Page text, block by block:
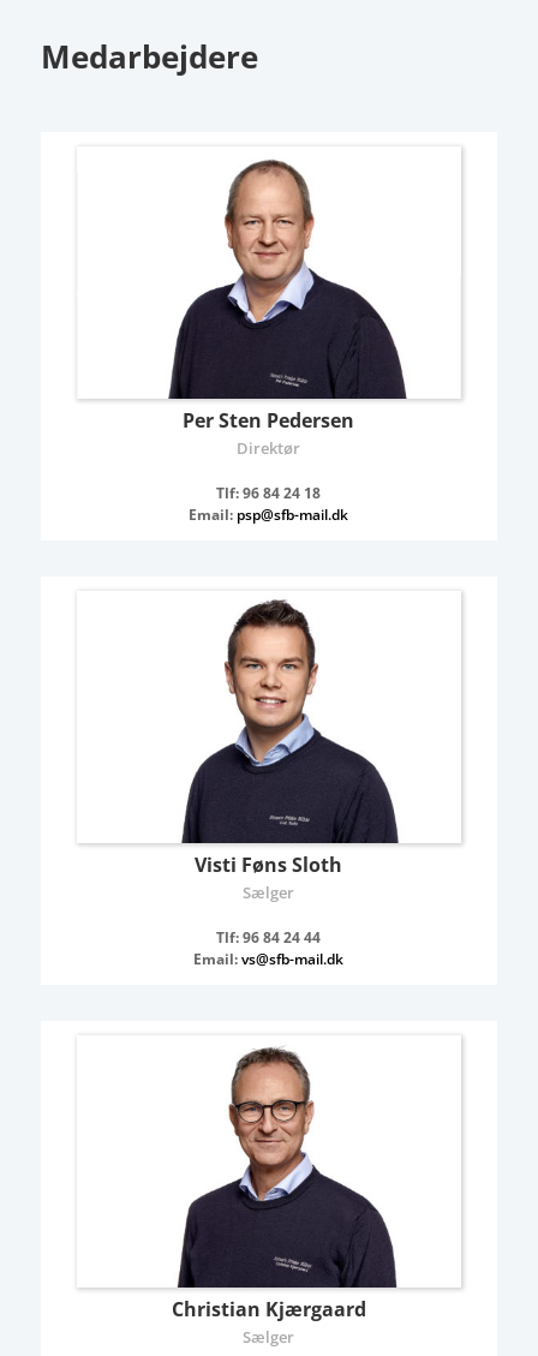
Medarbejdere
Per Sten Pedersen
Direktør
Tlf: 96 84 24 18
Email: psp@sfb-mail.dk
Visti Føns Sloth
Sælger
Tlf: 96 84 24 44
Email:vs@sfb-mail.dk
Christian Kjærgaard
Sælger